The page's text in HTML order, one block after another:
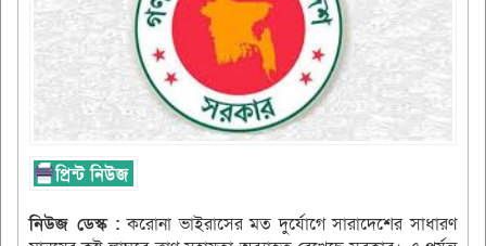
নিউজ ডেস্ক : করোনা ভাইরাসের মত দুর্যোগে সারাদেশের সাধারণ